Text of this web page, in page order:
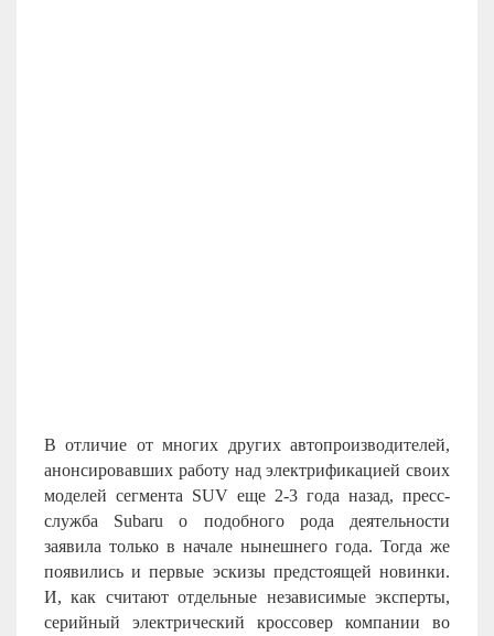
В отличие от многих других автопроизводителей,
анонсировавших работу над электрификацией своих
моделей сегмента SUV еще 2-3 года назад, пресс-
служба Subaru о подобного рода деятельности
заявила только в начале нынешнего года. Тогда же
появились и первые эскизы предстоящей новинки.
И, как считают отдельные независимые эксперты,
серийный электрический кроссовер компании во